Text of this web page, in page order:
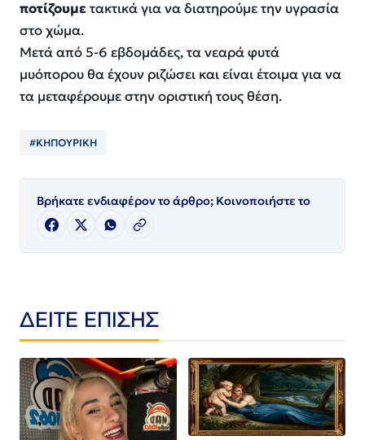
ποτίζουμετακτικά για να διατηρούμε την υγρασία
στο χώμα.
Μετά από 5-6 εβδομάδες, τα νεαρά φυτά
μυόπορου θα έχουν ριζώσει και είναι έτοιμα για να
τα μεταφέρουμε στην οριστική τους θέση.
#ΚΗΠΟΥΡΙΚΗ
Βρήκατε ενδιαφέρον το άρθρο; Κοινοποιήστε το
ΔΕΙΤΕ ΕΠΙΣΗΣ